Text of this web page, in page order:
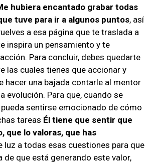
hubiera encantado grabar todas
tuve para ir a algunos puntos, así
a esa página que te traslada a
inspira un pensamiento y te
Para concluir, debes quedarte
las cuales tienes que accionar y
hacer una bajada contarle al mentor
evolución. Para que, cuando se
pueda sentirse emocionado de cómo
tareas Él tiene que sentir que
que lo valoras, que has
luz a todas esas cuestiones para que
de que está generando este valor,